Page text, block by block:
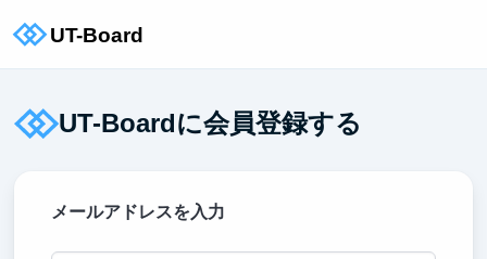
UT-Boardに会員登録する
メールアドレスを入力